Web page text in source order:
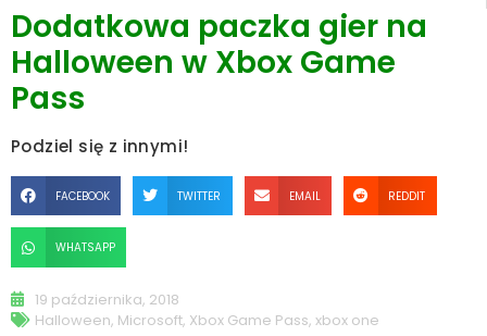
Dodatkowa paczka gier na
Halloween w Xbox Game
Pass
Podziel się z innymi!
FACEBOOK TWITTER EMAIL REDDIT
WHATSAPP
19 października, 2018
Halloween, Microsoft, Xbox Game Pass, xbox one